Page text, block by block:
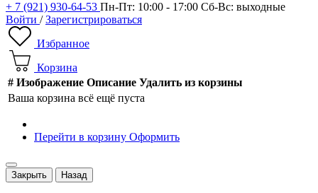
+ 7 (921) 930-64-53 Пн-Пт: 10:00 - 17:00 Сб-Вс: выходные
Войти / Зарегистрироваться
Избранное
Корзина
# Изображение Описание Удалить из корзины
Ваша корзина всё ещё пуста
Перейти в корзину Оформить
Закрыть Назад